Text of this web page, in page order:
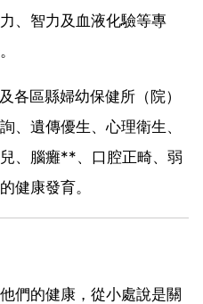
、智力及血液化驗等專
各區縣婦幼保健所（院）
、遺傳優生、心理衛生、
、腦癱**、口腔正畸、弱
健康發育。
們的健康，從小處說是關